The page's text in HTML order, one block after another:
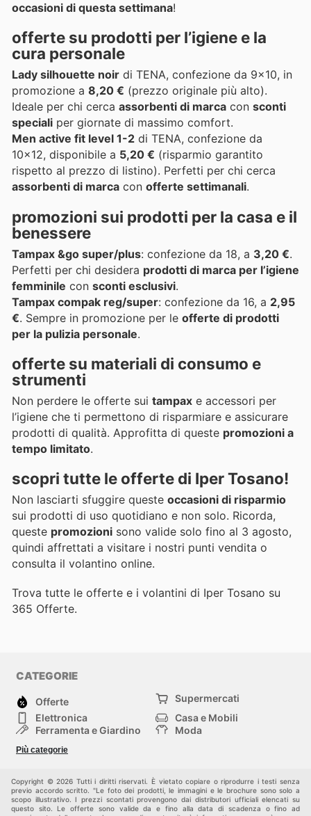
occasioni di questa settimana!
offerte su prodotti per l’igiene e la
cura personale
Lady silhouette noir di TENA, confezione da 9x10, in
promozione a 8,20 € (prezzo originale più alto).
Ideale per chi cerca assorbenti di marca con sconti
speciali per giornate di massimo comfort.
Men active fit level 1-2 di TENA, confezione da
10x12, disponibile a 5,20 € (risparmio garantito
rispetto al prezzo di listino). Perfetti per chi cerca
assorbenti di marca con offerte settimanali.
promozioni sui prodotti per la casa e il
benessere
Tampax &go super/plus: confezione da 18, a 3,20 €.
Perfetti per chi desidera prodotti di marca per l’igiene
femminile con sconti esclusivi.
Tampax compak reg/super: confezione da 16, a 2,95
€. Sempre in promozione per le offerte di prodotti
per la pulizia personale.
offerte su materiali di consumo e
strumenti
Non perdere le offerte sui tampax e accessori per
l’igiene che ti permettono di risparmiare e assicurare
prodotti di qualità. Approfitta di queste promozioni a
tempo limitato.
scopri tutte le offerte di Iper Tosano!
Non lasciarti sfuggire queste occasioni di risparmio
sui prodotti di uso quotidiano e non solo. Ricorda,
queste promozioni sono valide solo fino al 3 agosto,
quindi affrettati a visitare i nostri punti vendita o
consulta il volantino online.
Trova tutte le offerte e i volantini di Iper Tosano su
365 Offerte.
CATEGORIE
Offerte
Supermercati
Elettronica
Casa e Mobili
Ferramenta e Giardino
Moda
Bambini e Neonati
Più categorie
Copyright © 2026 Tutti i diritti riservati. È vietato copiare o riprodurre i testi senza
previo accordo scritto. "Le foto dei prodotti, le immagini e le brochure sono solo a
scopo illustrativo. I prezzi scontati provengono dai distributori ufficiali elencati su
questo sito. Le offerte sono valide da e fino alla data di scadenza o fino ad